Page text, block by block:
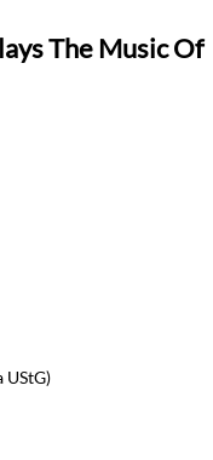
The Music Of
UStG)